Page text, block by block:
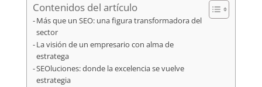
Contenidos del artículo
Más que un SEO: una figura transformadora del
sector
La visión de un empresario con alma de
estratega
SEOluciones: donde la excelencia se vuelve
estrategia